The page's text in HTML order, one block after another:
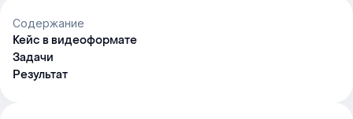
Содержание
Кейс в видеоформате
Задачи
Результат